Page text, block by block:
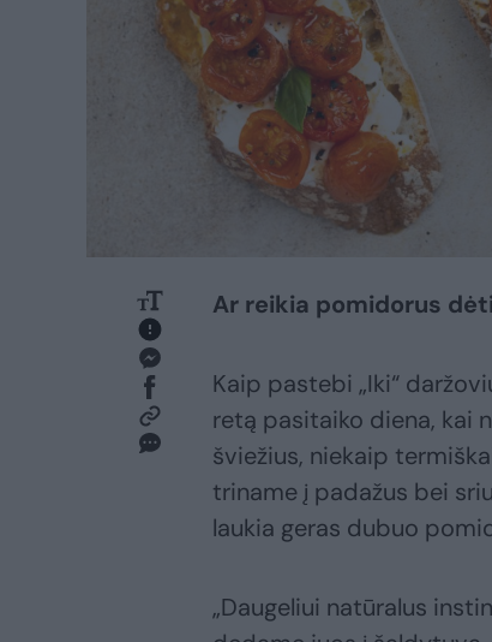
Ar reikia pomidorus
Kaip pastebi „Iki“
retą pasitaiko diena, kai
šviežius, niekaip
triname į padažus bei
laukia geras dubuo
„Daugeliui natūralus